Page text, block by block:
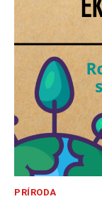
PRÍRODA